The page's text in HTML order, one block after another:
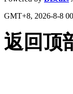
GMT+8, 2026-8-8
返回顶